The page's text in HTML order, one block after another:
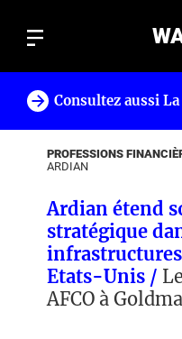
Consultez aussi
PROFESSIONS
ARDIAN
Ardian étend
stratégique
Etats-Unis /
AFCO à